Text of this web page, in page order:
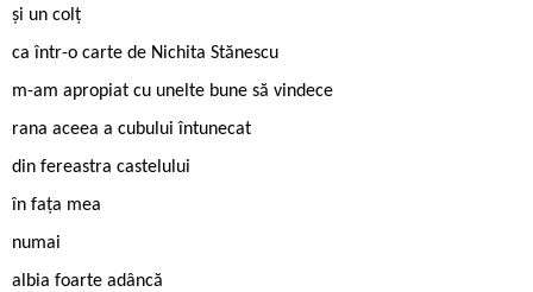
și un colț
ca într-o carte de Nichita Stănescu
m-am apropiat cu unelte bune să vindece
rana aceea a cubului întunecat
din fereastra castelului
în fața mea
numai
albia foarte adâncă